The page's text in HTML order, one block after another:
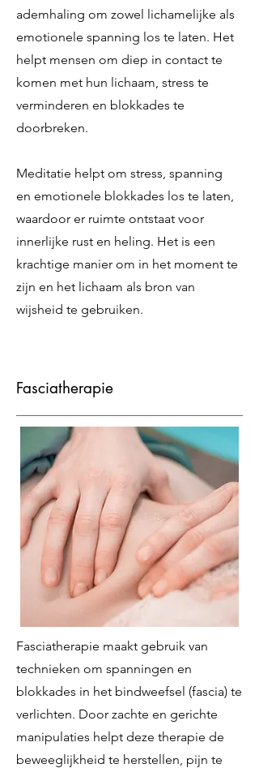
ademhaling om zowel lichamelijke als
emotionele spanning los te laten. Het
helpt mensen om diep in contact te
komen met hun lichaam, stress te
verminderen en blokkades te
doorbreken.
Meditatie helpt om stress, spanning
en emotionele blokkades los te laten,
waardoor er ruimte ontstaat voor
innerlijke rust en heling. Het is een
krachtige manier om in het moment te
zijn en het lichaam als bron van
wijsheid te gebruiken.
Fasciatherapie
Fasciatherapie maakt gebruik van
technieken om spanningen en
blokkades in het bindweefsel (fascia) te
verlichten. Door zachte en gerichte
manipulaties helpt deze therapie de
beweeglijkheid te herstellen, pijn te